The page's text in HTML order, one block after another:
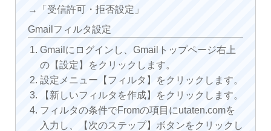
→「受信許可・拒否設定」
Gmailフィルタ設定
Gmailにログインし、Gmailトップページ右上
の【設定】をクリックします。
設定メニュー【フィルタ】をクリックします。
【新しいフィルタを作成】をクリックします。
フィルタの条件でFromの項目にutaten.comを
入力し、【次のステップ】ボタンをクリックし